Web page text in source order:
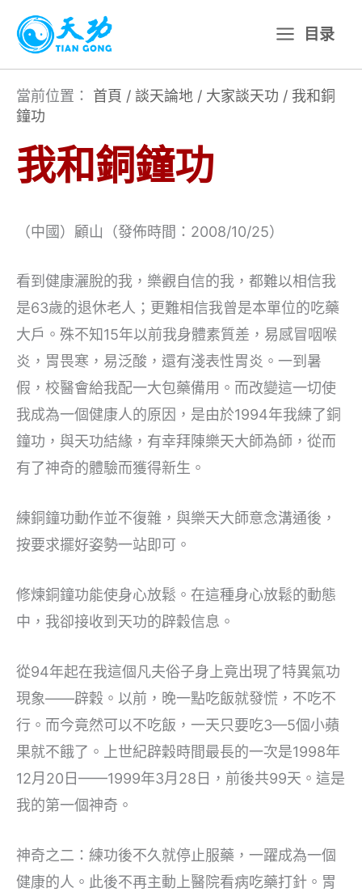
主
目录
當前位置： 首頁 / 談天論地 / 大家談天功 / 我和銅
鐘功
我和銅鐘功
（中國）顧山（發佈時間：2008/10/25）
看到健康灑脫的我，樂觀自信的我，都難以相信我
是63歲的退休老人；更難相信我曾是本單位的吃藥
大戶。殊不知15年以前我身體素質差，易感冒咽喉
炎，胃畏寒，易泛酸，還有淺表性胃炎。一到暑
假，校醫會給我配一大包藥備用。而改變這一切使
我成為一個健康人的原因，是由於1994年我練了銅
鐘功，與天功結緣，有幸拜陳樂天大師為師，從而
有了神奇的體驗而獲得新生。
練銅鐘功動作並不復雜，與樂天大師意念溝通後，
按要求擺好姿勢一站即可。
修煉銅鐘功能使身心放鬆。在這種身心放鬆的動態
中，我卻接收到天功的辟穀信息。
從94年起在我這個凡夫俗子身上竟出現了特異氣功
現象——辟穀。以前，晚一點吃飯就發慌，不吃不
行。而今竟然可以不吃飯，一天只要吃3—5個小蘋
果就不餓了。上世紀辟穀時間最長的一次是1998年
12月20日——1999年3月28日，前後共99天。這是
我的第一個神奇。
神奇之二：練功後不久就停止服藥，一躍成為一個
健康的人。此後不再主動上醫院看病吃藥打針。胃